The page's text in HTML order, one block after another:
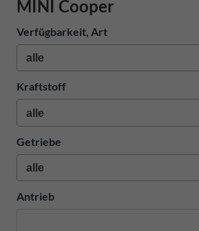
MINI Cooper
Verfügbarkeit, Art
Kraftstoff
Getriebe
Antrieb